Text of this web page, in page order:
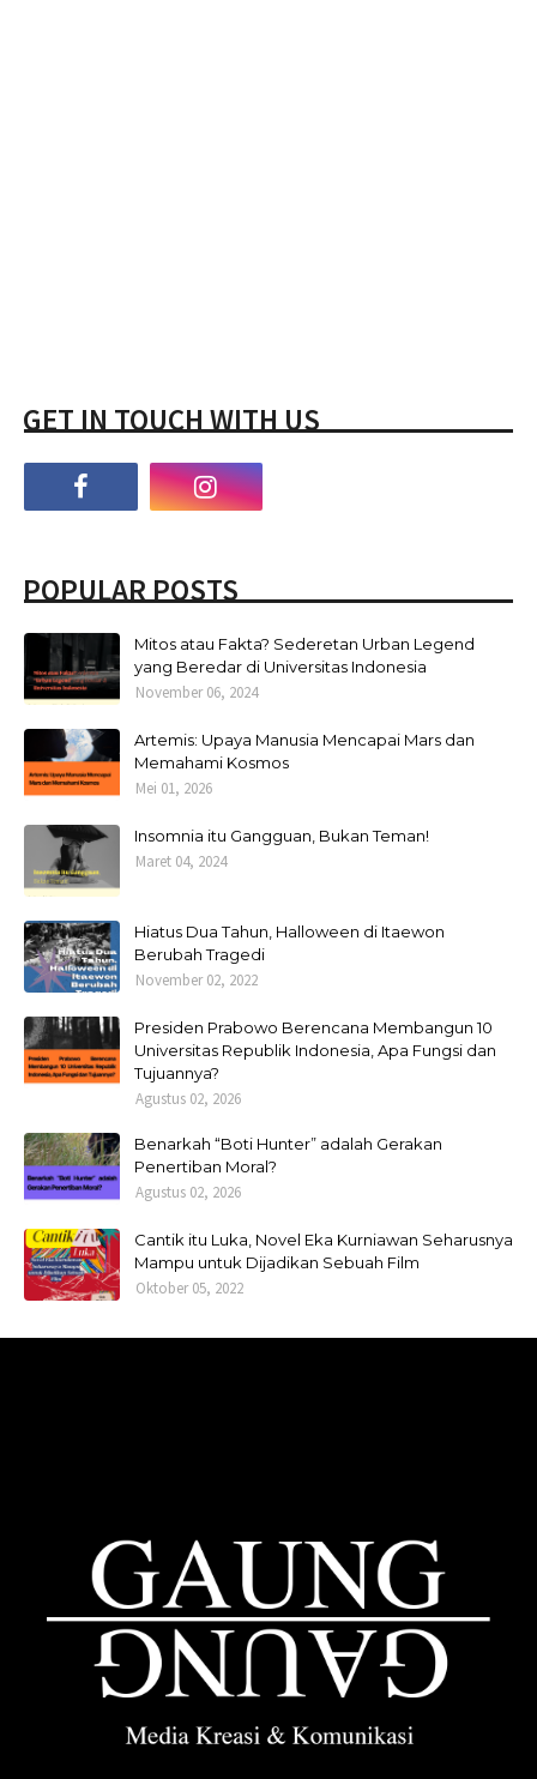
GET IN TOUCH WITH US
POPULAR POSTS
Mitos atau Fakta? Sederetan Urban Legend
yang Beredar di Universitas Indonesia
November 06, 2024
Artemis: Upaya Manusia Mencapai Mars dan
Memahami Kosmos
Mei 01, 2026
Insomnia itu Gangguan, Bukan Teman!
Maret 04, 2024
Hiatus Dua Tahun, Halloween di Itaewon
Berubah Tragedi
November 02, 2022
Presiden Prabowo Berencana Membangun 10
Universitas Republik Indonesia, Apa Fungsi dan
Tujuannya?
Agustus 02, 2026
Benarkah “Boti Hunter” adalah Gerakan
Penertiban Moral?
Agustus 02, 2026
Cantik itu Luka, Novel Eka Kurniawan Seharusnya
Mampu untuk Dijadikan Sebuah Film
Oktober 05, 2022